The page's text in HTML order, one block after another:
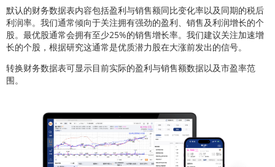
默认的财务数据表内容包括盈利与销售额同比变化率以及同期的税后
利润率。我们通常倾向于关注拥有强劲的盈利、销售及利润增长的个
股。最优股通常会拥有至少25%的销售增长率。我们建议关注加速增
长的个股，根据研究这通常是优质潜力股在大涨前发出的信号。
转换财务数据表可显示目前实际的盈利与销售额数据以及市盈率范
围。